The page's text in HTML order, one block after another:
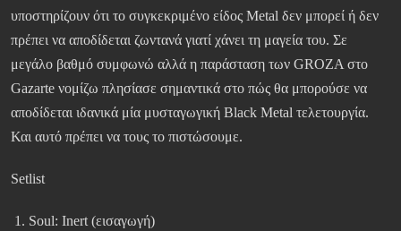
υποστηρίζουν ότι το συγκεκριμένο είδος Metal δεν μπορεί ή δεν
πρέπει να αποδίδεται ζωντανά γιατί χάνει τη μαγεία του. Σε
μεγάλο βαθμό συμφωνώ αλλά η παράσταση των GROZA στο
Gazarte νομίζω πλησίασε σημαντικά στο πώς θα μπορούσε να
αποδίδεται ιδανικά μία μυσταγωγική Black Metal τελετουργία.
Και αυτό πρέπει να τους το πιστώσουμε.
Setlist
Soul: Inert (εισαγωγή)